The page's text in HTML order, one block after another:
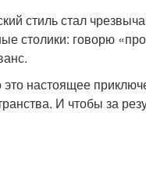
стиль стал
столики: говорю
настоящее
И чтобы за